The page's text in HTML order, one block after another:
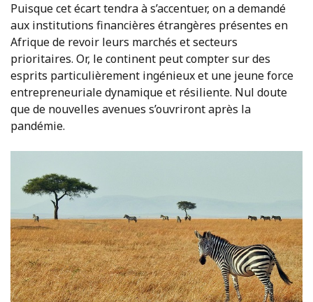
Puisque cet écart tendra à s’accentuer, on a demandé
aux institutions financières étrangères présentes en
Afrique de revoir leurs marchés et secteurs
prioritaires. Or, le continent peut compter sur des
esprits particulièrement ingénieux et une jeune force
entrepreneuriale dynamique et résiliente. Nul doute
que de nouvelles avenues s’ouvriront après la
pandémie.